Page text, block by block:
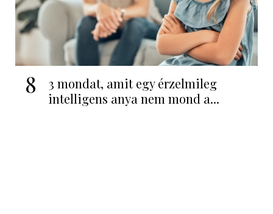
8
3 mondat, amit egy érzelmileg
intelligens anya nem mond a...